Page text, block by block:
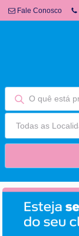
Fale Conosco